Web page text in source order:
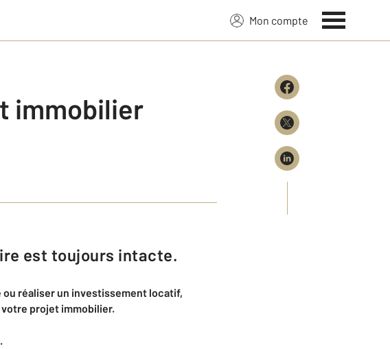
Mon compte
immobilier
est toujours intacte.
réaliser un investissement locatif,
votre projet immobilier.